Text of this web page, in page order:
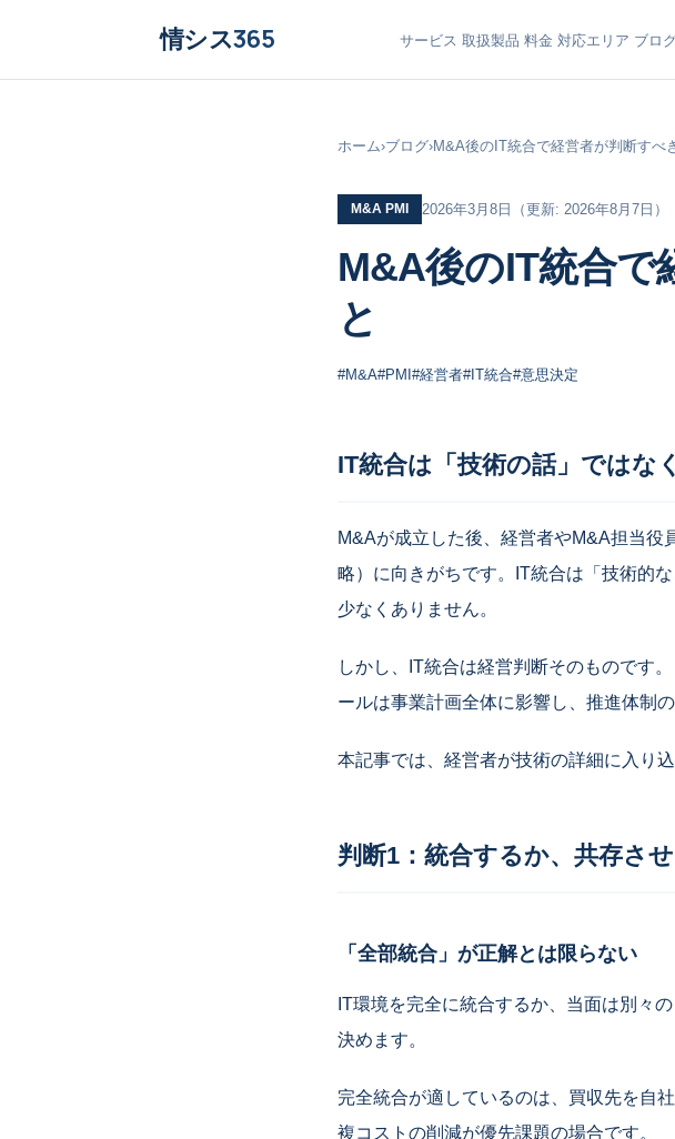
情シス365 サービス 取扱製品 料金 対応エリア ブロ
ホーム›ブログ›M&A後のIT統合で経営者が判断すべ
M&A PMI 2026年3月8日 （更新: 2026年8月7日）
M&A後のIT統合で
と
#M&A#PMI #経営者#IT統合#意思決定
IT統合は「技術の話」ではな
M&Aが成立した後、経営者やM&A担当
略）に向きがちです。IT統合は「技術的
少なくありません。
しかし、IT統合は経営判断そのものです
ールは事業計画全体に影響し、推進体制
本記事では、経営者が技術の詳細に入り
判断1：統合するか、共存さ
「全部統合」が正解とは限らない
IT環境を完全に統合するか、当面は別々
決めます。
完全統合が適しているのは、買収先を自
複コストの削減が優先課題の場合です。